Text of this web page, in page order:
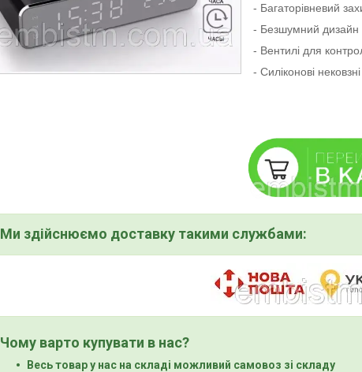
- Багаторівневий
- Безшумний дизайн
- Вентилі для
- Силіконові
Ми здійснюємо доставку такими службами:
Чому варто купувати в нас?
Весь товар у нас на складі можливий самовоз зі складу